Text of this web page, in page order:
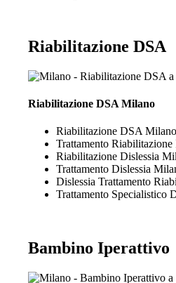
Riabilitazione DSA
Riabilitazione DSA Milano
Riabilitazione DSA Milano
Trattamento
Riabilitazione Dislessia
Trattamento Dislessia
Dislessia Trattamento
Trattamento Specialistico
Bambino Iperattivo